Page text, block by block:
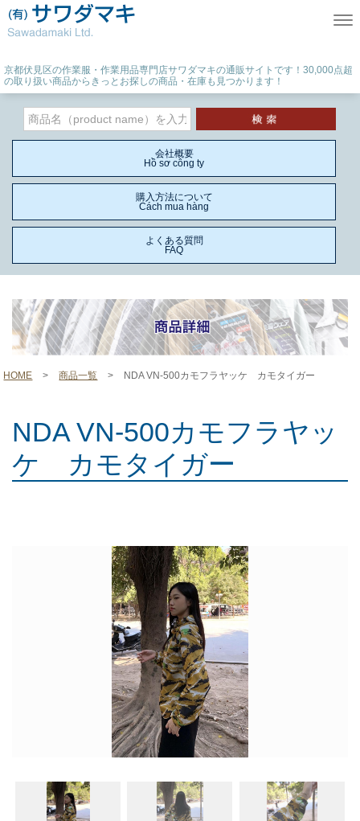
京都伏見区の作業服・作業用品専門店サワダマキの通販サイトです！30,000点超
の取り扱い商品からきっとお探しの商品・在庫も見つかります！
会社概要
Hồ sơ công ty
購入方法について
Cách mua hàng
よくある質問
FAQ
HOME > 商品一覧 > NDA VN-500カモフラヤッケ カモタイガー
NDA VN-500カモフラヤッ
ケ カモタイガー